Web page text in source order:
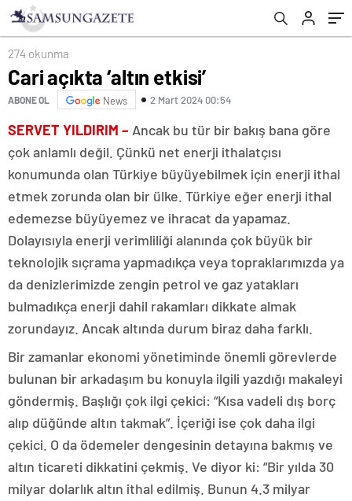
274 okunma
Cari açıkta ‘altın etkisi’
ABONE OL News 2 Mart 2024 00:54
SERVET YILDIRIM – Ancak bu tür bir bakış bana göre
çok anlamlı değil. Çünkü net enerji ithalatçısı
konumunda olan Türkiye büyüyebilmek için enerji ithal
etmek zorunda olan bir ülke. Türkiye eğer enerji ithal
edemezse büyüyemez ve ihracat da yapamaz.
Dolayısıyla enerji verimliliği alanında çok büyük bir
teknolojik sıçrama yapmadıkça veya topraklarımızda ya
da denizlerimizde zengin petrol ve gaz yatakları
bulmadıkça enerji dahil rakamları dikkate almak
zorundayız. Ancak altında durum biraz daha farklı.
Bir zamanlar ekonomi yönetiminde önemli görevlerde
bulunan bir arkadaşım bu konuyla ilgili yazdığı makaleyi
göndermiş. Başlığı çok ilgi çekici: “Kısa vadeli dış borç
alıp düğünde altın takmak”. İçeriği ise çok daha ilgi
çekici. O da ödemeler dengesinin detayına bakmış ve
altın ticareti dikkatini çekmiş. Ve diyor ki: “Bir yılda 30
milyar dolarlık altın ithal edilmiş. Bunun 4.3 milyar